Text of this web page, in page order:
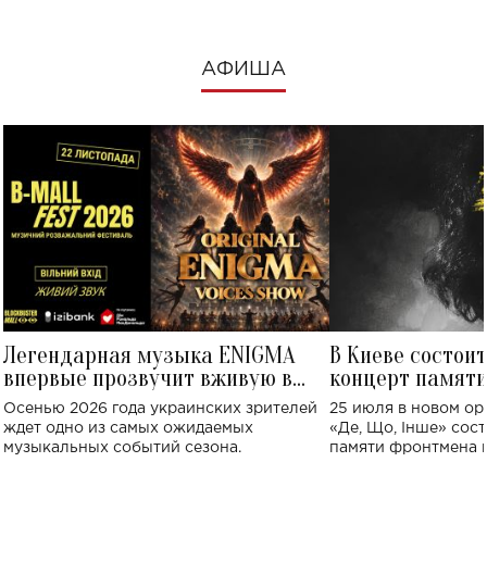
АФИША
Легендарная музыка ENIGMA
впервые прозвучит вживую в
Украине: где состоится концерт
Осенью 2026 года украинских зрителей
ждет одно из самых ожидаемых
музыкальных событий сезона.
В Киеве
концерт
Клименко:
исполнят песни
25 июля в новом
«Де, Що, Інше»
памяти фронтмена